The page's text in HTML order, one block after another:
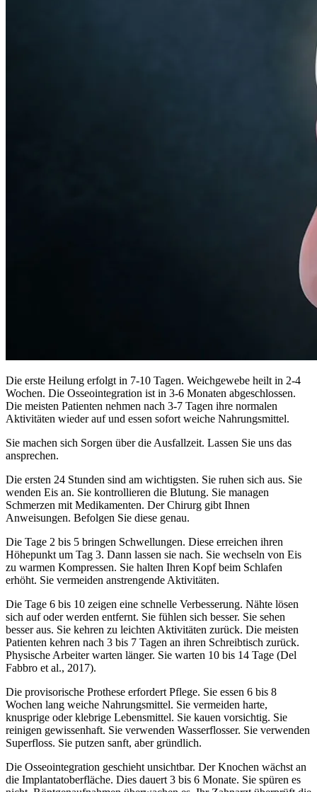
Die erste Heilung erfolgt in 7-10 Tagen. Weichgewebe heilt in 2-4
Wochen. Die Osseointegration ist in 3-6 Monaten abgeschlossen.
Die meisten Patienten nehmen nach 3-7 Tagen ihre normalen
Aktivitäten wieder auf und essen sofort weiche Nahrungsmittel.
Sie machen sich Sorgen über die Ausfallzeit. Lassen Sie uns das
ansprechen.
Die ersten 24 Stunden sind am wichtigsten. Sie ruhen sich aus. Sie
wenden Eis an. Sie kontrollieren die Blutung. Sie managen
Schmerzen mit Medikamenten. Der Chirurg gibt Ihnen
Anweisungen. Befolgen Sie diese genau.
Die Tage 2 bis 5 bringen Schwellungen. Diese erreichen ihren
Höhepunkt um Tag 3. Dann lassen sie nach. Sie wechseln von Eis
zu warmen Kompressen. Sie halten Ihren Kopf beim Schlafen
erhöht. Sie vermeiden anstrengende Aktivitäten.
Die Tage 6 bis 10 zeigen eine schnelle Verbesserung. Nähte lösen
sich auf oder werden entfernt. Sie fühlen sich besser. Sie sehen
besser aus. Sie kehren zu leichten Aktivitäten zurück. Die meisten
Patienten kehren nach 3 bis 7 Tagen an ihren Schreibtisch zurück.
Physische Arbeiter warten länger. Sie warten 10 bis 14 Tage (Del
Fabbro et al., 2017).
Die provisorische Prothese erfordert Pflege. Sie essen 6 bis 8
Wochen lang weiche Nahrungsmittel. Sie vermeiden harte,
knusprige oder klebrige Lebensmittel. Sie kauen vorsichtig. Sie
reinigen gewissenhaft. Sie verwenden Wasserflosser. Sie verwenden
Superfloss. Sie putzen sanft, aber gründlich.
Die Osseointegration geschieht unsichtbar. Der Knochen wächst an
die Implantatoberfläche. Dies dauert 3 bis 6 Monate. Sie spüren es